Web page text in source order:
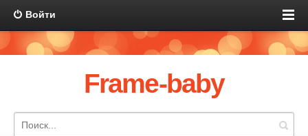
Войти
Frame-baby